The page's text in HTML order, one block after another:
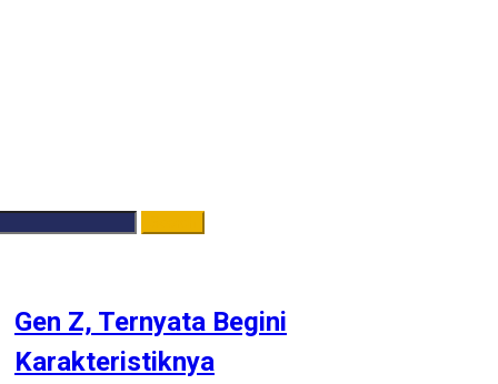
Gen Z, Ternyata Begini
Karakteristiknya